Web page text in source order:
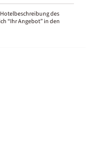
des
“Ihr Angebot” in den